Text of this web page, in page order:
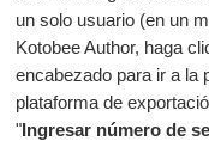
un solo usuario (en un
Kotobee Author, haga
encabezado para ir a la
plataforma de
"Ingresar número de